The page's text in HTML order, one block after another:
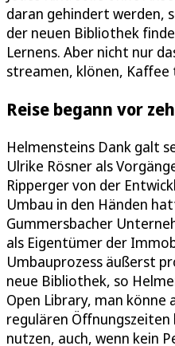
daran gehindert werden,
der neuen Bibliothek
Lernens. Aber nicht nur
streamen, klönen, Kaffee
Reise begann vor
Helmensteins Dank galt
Ulrike Rösner als
Ripperger von der
Umbau in den Händen
Gummersbacher
als Eigentümer der
Umbauprozess äußerst
neue Bibliothek, so
Open Library, man könne
regulären
nutzen, auch, wenn kein